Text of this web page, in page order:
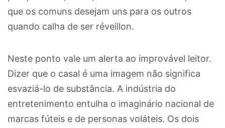
que os comuns desejam uns para os outros
quando calha de ser réveillon.
Neste ponto vale um alerta ao improvável leitor.
Dizer que o casal é uma imagem não significa
esvaziá-lo de substância. A indústria do
entretenimento entulha o imaginário nacional de
marcas fúteis e de personas voláteis. Os dois